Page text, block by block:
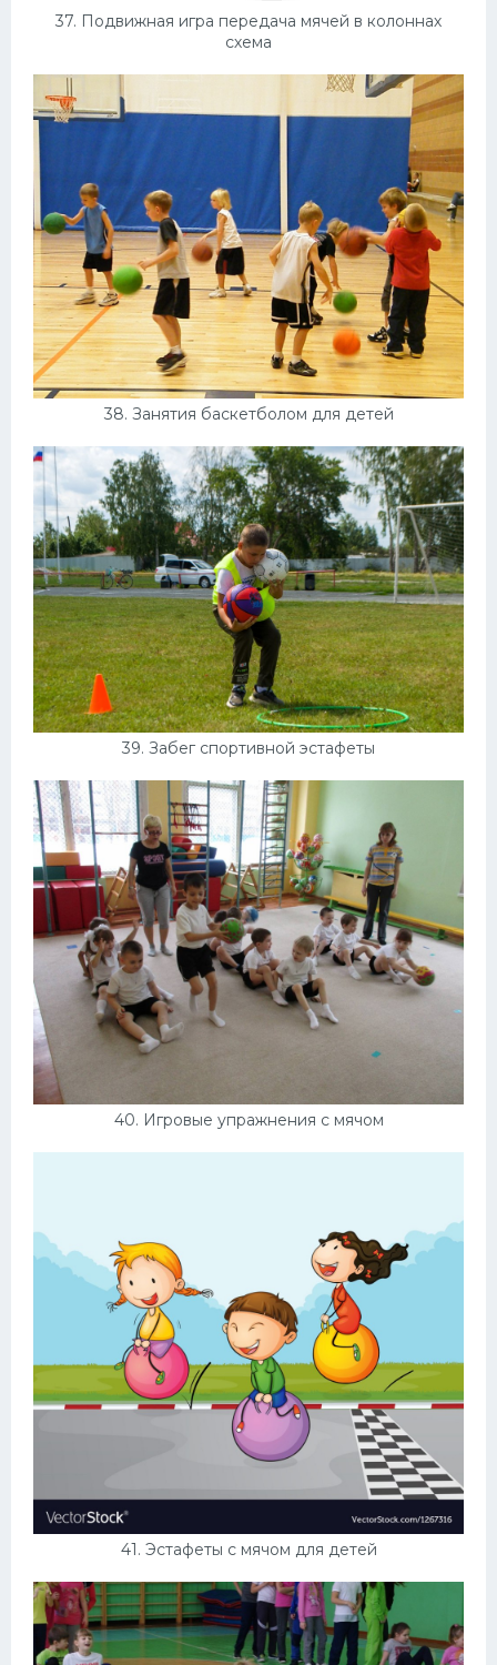
37. Подвижная игра передача мячей в колоннах
схема
38. Занятия баскетболом для детей
39. Забег спортивной эстафеты
40. Игровые упражнения с мячом
41. Эстафеты с мячом для детей